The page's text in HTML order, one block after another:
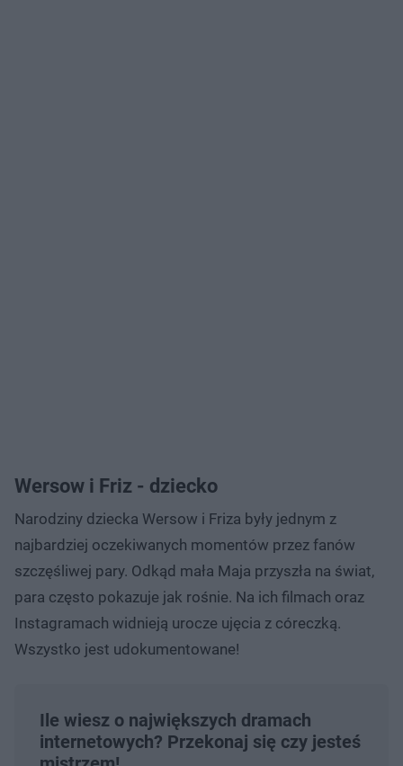
Wersow i Friz - dziecko
Narodziny dziecka Wersow i Friza były jednym z
najbardziej oczekiwanych momentów przez fanów
szczęśliwej pary. Odkąd mała Maja przyszła na świat,
para często pokazuje jak rośnie. Na ich filmach oraz
Instagramach widnieją urocze ujęcia z córeczką.
Wszystko jest udokumentowane!
Ile wiesz o największych dramach
internetowych? Przekonaj się czy jesteś